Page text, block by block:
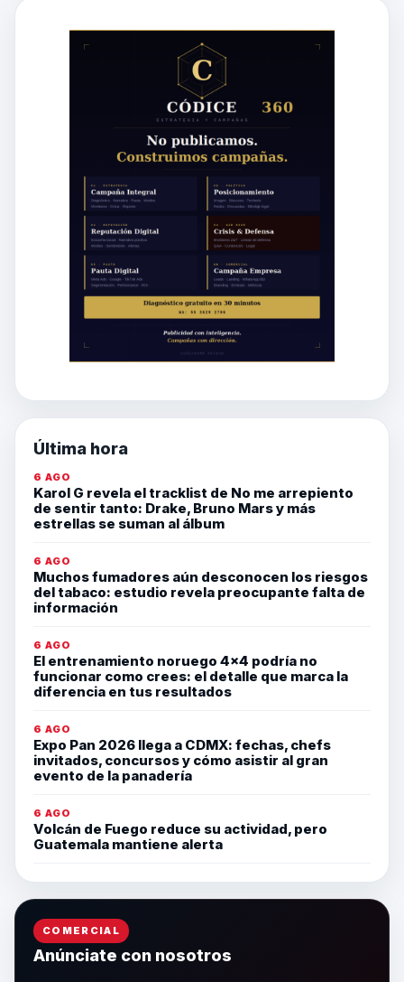
Última hora
6 AGO
Karol G revela el tracklist de No me arrepiento
de sentir tanto: Drake, Bruno Mars y más
estrellas se suman al álbum
6 AGO
Muchos fumadores aún desconocen los riesgos
del tabaco: estudio revela preocupante falta de
información
6 AGO
El entrenamiento noruego 4×4 podría no
funcionar como crees: el detalle que marca la
diferencia en tus resultados
6 AGO
Expo Pan 2026 llega a CDMX: fechas, chefs
invitados, concursos y cómo asistir al gran
evento de la panadería
6 AGO
Volcán de Fuego reduce su actividad, pero
Guatemala mantiene alerta
COMERCIAL
Anúnciate con nosotros